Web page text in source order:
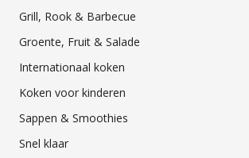
Grill, Rook & Barbecue
Groente, Fruit & Salade
Internationaal koken
Koken voor kinderen
Sappen & Smoothies
Snel klaar